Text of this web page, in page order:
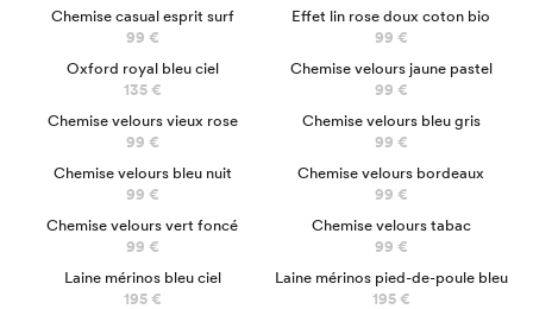
Chemise casual esprit surf
99 €
Effet lin rose doux coton bio
99 €
Oxford royal bleu ciel
135 €
Chemise velours jaune pastel
99 €
Chemise velours vieux rose
99 €
Chemise velours bleu gris
99 €
Chemise velours bleu nuit
99 €
Chemise velours bordeaux
99 €
Chemise velours vert foncé
99 €
Chemise velours tabac
99 €
Laine mérinos bleu ciel
195 €
Laine mérinos pied-de-poule bleu
195 €